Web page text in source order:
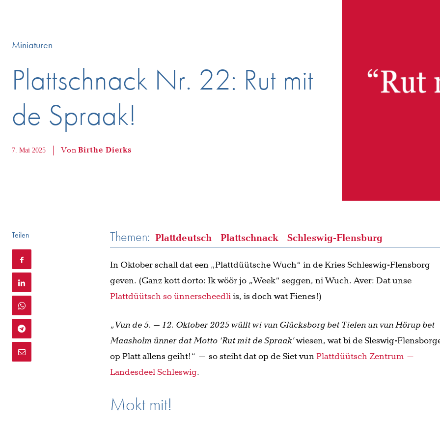
Miniaturen
Plattschnack Nr. 22: Rut mit
de Spraak!
7. Mai 2025 VonBirthe Dierks
Teilen Themen: Plattdeutsch Plattschnack Schleswig-Flensburg
In Oktober schall dat een „Plattdüütsche Wuch“ in de Kries Schleswig-Flensborg
geven. (Ganz kott dorto: Ik wöör jo „Week“ seggen, ni Wuch. Aver: Dat unse
Plattdüütsch so ünnerscheedliis, is doch wat Fienes!)
„Vun de 5. – 12. Oktober 2025 wüllt wi vun Glücksborg bet Tielen un vun Hörup bet
Maasholm ünner dat Motto ‘Rut mit de Spraak’wiesen, wat bi de Sleswig-
op Platt allens geiht!“ – so steiht dat op de Siet vunPlattdüütsch Zentrum –
Landesdeel Schleswig.
Mokt mit!